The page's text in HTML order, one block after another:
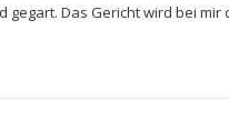
gegart. Das Gericht wird bei